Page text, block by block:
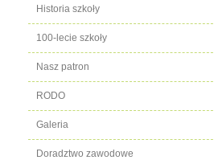
Historia szkoły
100-lecie szkoły
Nasz patron
RODO
Galeria
Doradztwo zawodowe